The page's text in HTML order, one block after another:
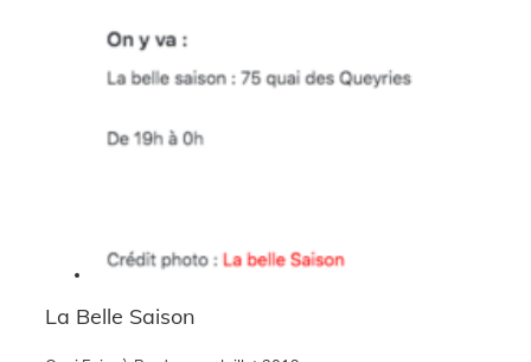
La Belle Saison